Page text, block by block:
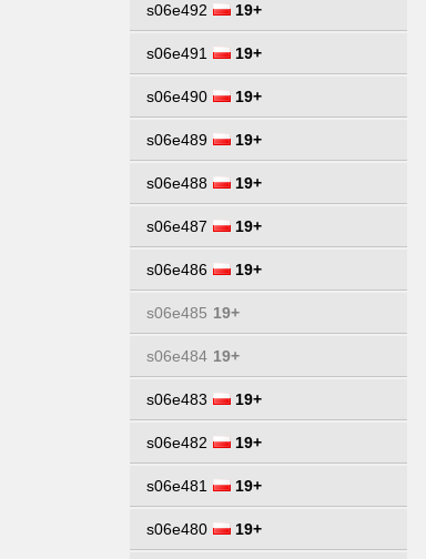
s06e492 19+
s06e491 19+
s06e490 19+
s06e489 19+
s06e488 19+
s06e487 19+
s06e486 19+
s06e485 19+
s06e484 19+
s06e483 19+
s06e482 19+
s06e481 19+
s06e480 19+